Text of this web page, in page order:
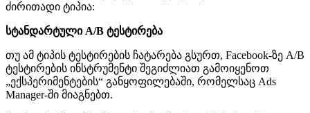
ძირითადი ტიპია:
სტანდარტული A/B ტესტირება
თუ ამ ტიპის ტესტირების ჩატარება გსურთ, Facebook-ზე A/B
ტესტირების ინსტრუმენტი შეგიძლიათ გამოიყენოთ
„ექსპერიმენტების“ განყოფილებაში, რომელსაც Ads
Manager-ში მიაგნებთ.